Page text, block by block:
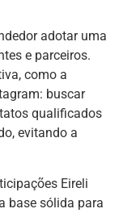
adotar uma
e parceiros.
como a
buscar
qualificados
evitando a
Eireli
base sólida para